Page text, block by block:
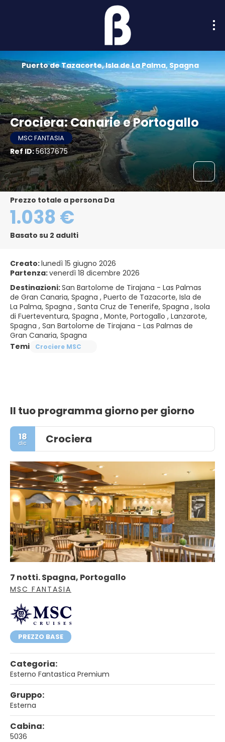
Crociera: Canarie e Portogallo
MSC FANTASIA
Ref ID:56137675
Puerto de Tazacorte, Isla de La Palma, Spagna
Prezzo totale a persona Da
1.038 €
Basato su 2 adulti
Creato:lunedì 15 giugno 2026
Partenza:venerdì 18 dicembre 2026
Destinazioni:San Bartolome de Tirajana - Las Palmas
de Gran Canaria, Spagna , Puerto de Tazacorte, Isla de
La Palma, Spagna , Santa Cruz de Tenerife, Spagna , Isola
di Fuerteventura, Spagna , Monte, Portogallo , Lanzarote,
Spagna , San Bartolome de Tirajana - Las Palmas de
Gran Canaria, Spagna
Temi
Crociere MSC
Il tuo programma giorno per giorno
18
dic Crociera
7 notti. Spagna, Portogallo
MSC FANTASIA
PREZZO BASE
Categoria:
Esterno Fantastica Premium
Gruppo:
Esterna
Cabina:
5036